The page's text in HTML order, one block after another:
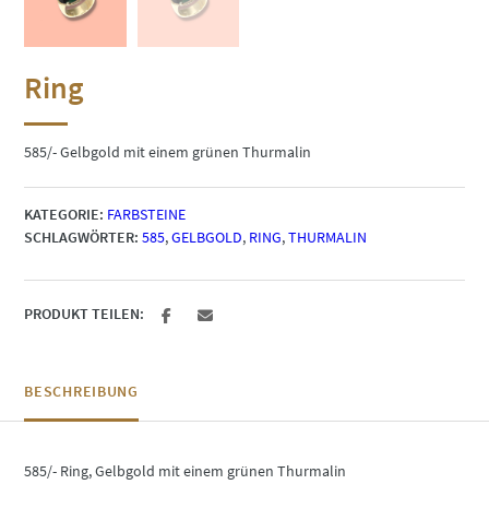
Ring
585/- Gelbgold mit einem grünen Thurmalin
KATEGORIE: FARBSTEINE
SCHLAGWÖRTER: 585,GELBGOLD, RING,THURMALIN
PRODUKT TEILEN:
BESCHREIBUNG
585/- Ring, Gelbgold mit einem grünen Thurmalin